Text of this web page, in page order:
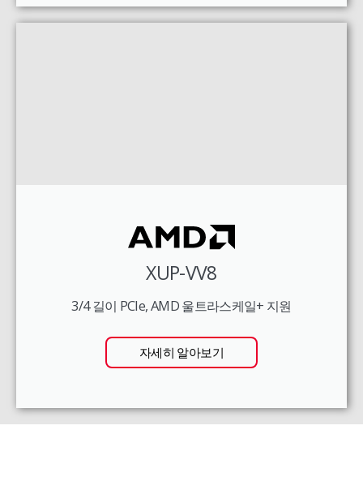
XUP-VV8
3/4 길이 PCIe, AMD 울트라스케일+ 지원
자세히 알아보기